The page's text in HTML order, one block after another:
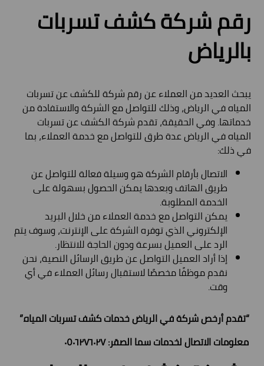
رقم شركة كشف تسربات
بالرياض
يبحث العديد من العملاء عن رقم شركة للكشف عن تسربات
المياه في الرياض، وذلك للتواصل مع الشركة والاستفادة من
خدماتها. وفي الحقيقة، تقدم شركة الكشف عن تسربات
المياه في الرياض عدة طرق للتواصل مع خدمة العملاء، بما
في ذلك:
الاتصال بأرقام الشركة هو وسيلة فعالة للتواصل عن
طريق الهاتف وبعدها يمكن الحصول بسهولة على
الخدمة المطلوبة.
يمكن التواصل مع خدمة العملاء من خلال البريد
الإلكتروني الذي توفره الشركة على الإنترنت، وسوف يتم
الرد على العميل بسرعة ودون الحاجة للانتظار.
إذا أراد العميل التواصل عن طريق الرسائل النصية، نحن
نقدم موظفًا مخصصًا لاستقبال رسائل العملاء في أي
وقت.
“تقدم أرخص شركة في الرياض خدمات كشف تسربات المياه.”
معلومات الاتصال لخدمات سما الصقر: ٠٥٠٦٢٧٦٠٢٧